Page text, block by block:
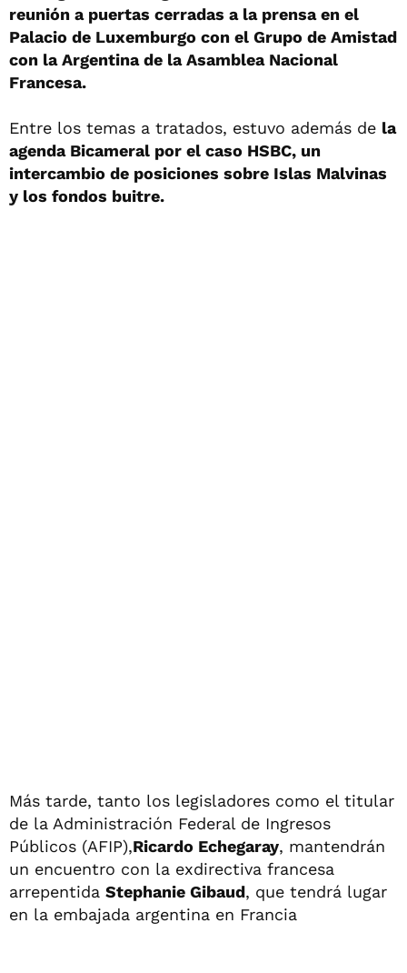
reunión a puertas cerradas a la prensa en el
Palacio de Luxemburgo con el Grupo de Amistad
con la Argentina de la Asamblea Nacional
Francesa.
Entre los temas a tratados, estuvo además de la
agenda Bicameral por el caso HSBC, un
intercambio de posiciones sobre Islas Malvinas
y los fondos buitre.
Más tarde, tanto los legisladores como el titular
de la Administración Federal de Ingresos
Públicos (AFIP),Ricardo Echegaray, mantendrán
un encuentro con la exdirectiva francesa
arrepentida Stephanie Gibaud, que tendrá lugar
en la embajada argentina en Francia